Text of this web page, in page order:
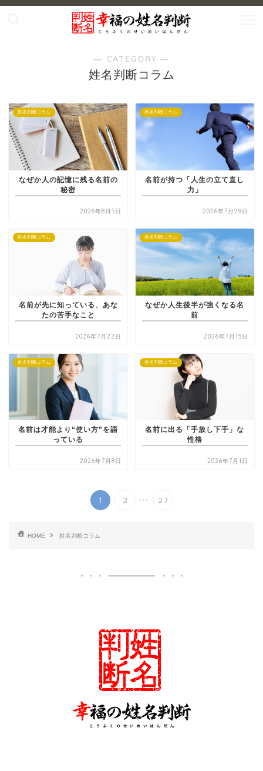
― CATEGORY ―
姓名判断コラム
姓名判断コラム
なぜか人の記憶に残る名前の
秘密
2026年8月5日
姓名判断コラム
名前が持つ「人生の立て直し
力」
2026年7月29日
姓名判断コラム
名前が先に知っている、あな
たの苦手なこと
2026年7月22日
姓名判断コラム
なぜか人生後半が強くなる名
前
2026年7月15日
姓名判断コラム
名前は才能より“使い方”を語
っている
2026年7月8日
姓名判断コラム
名前に出る「手放し下手」な
性格
2026年7月1日
1 2 ... 27
HOME 姓名判断コラム